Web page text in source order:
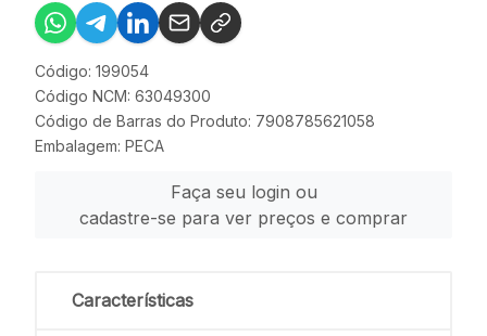
Código: 199054
Código NCM: 63049300
Código de Barras do Produto: 7908785621058
Embalagem: PECA
Faça seu login ou
cadastre-se para ver preços e comprar
Características